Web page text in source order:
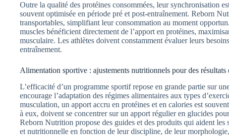
Outre la qualité des protéines consommées, leur synchronisation
souvent optimisée en période pré et post-entraînement. Reborn
transportables, simplifiant leur consommation au moment
muscles bénéficient directement de l’apport en protéines,
musculaire. Les athlètes doivent constamment évaluer leurs
entraînement.
Alimentation sportive : ajustements nutritionnels pour des résultats
L’efficacité d’un programme sportif repose en grande partie sur
encourage l’adaptation des régimes alimentaires aux types
musculation, un apport accru en protéines et en calories est
à eux, doivent se concentrer sur un apport régulier en glucides
Reborn Nutrition propose des guides et des produits qui aident
et nutritionnelle en fonction de leur discipline, de leur